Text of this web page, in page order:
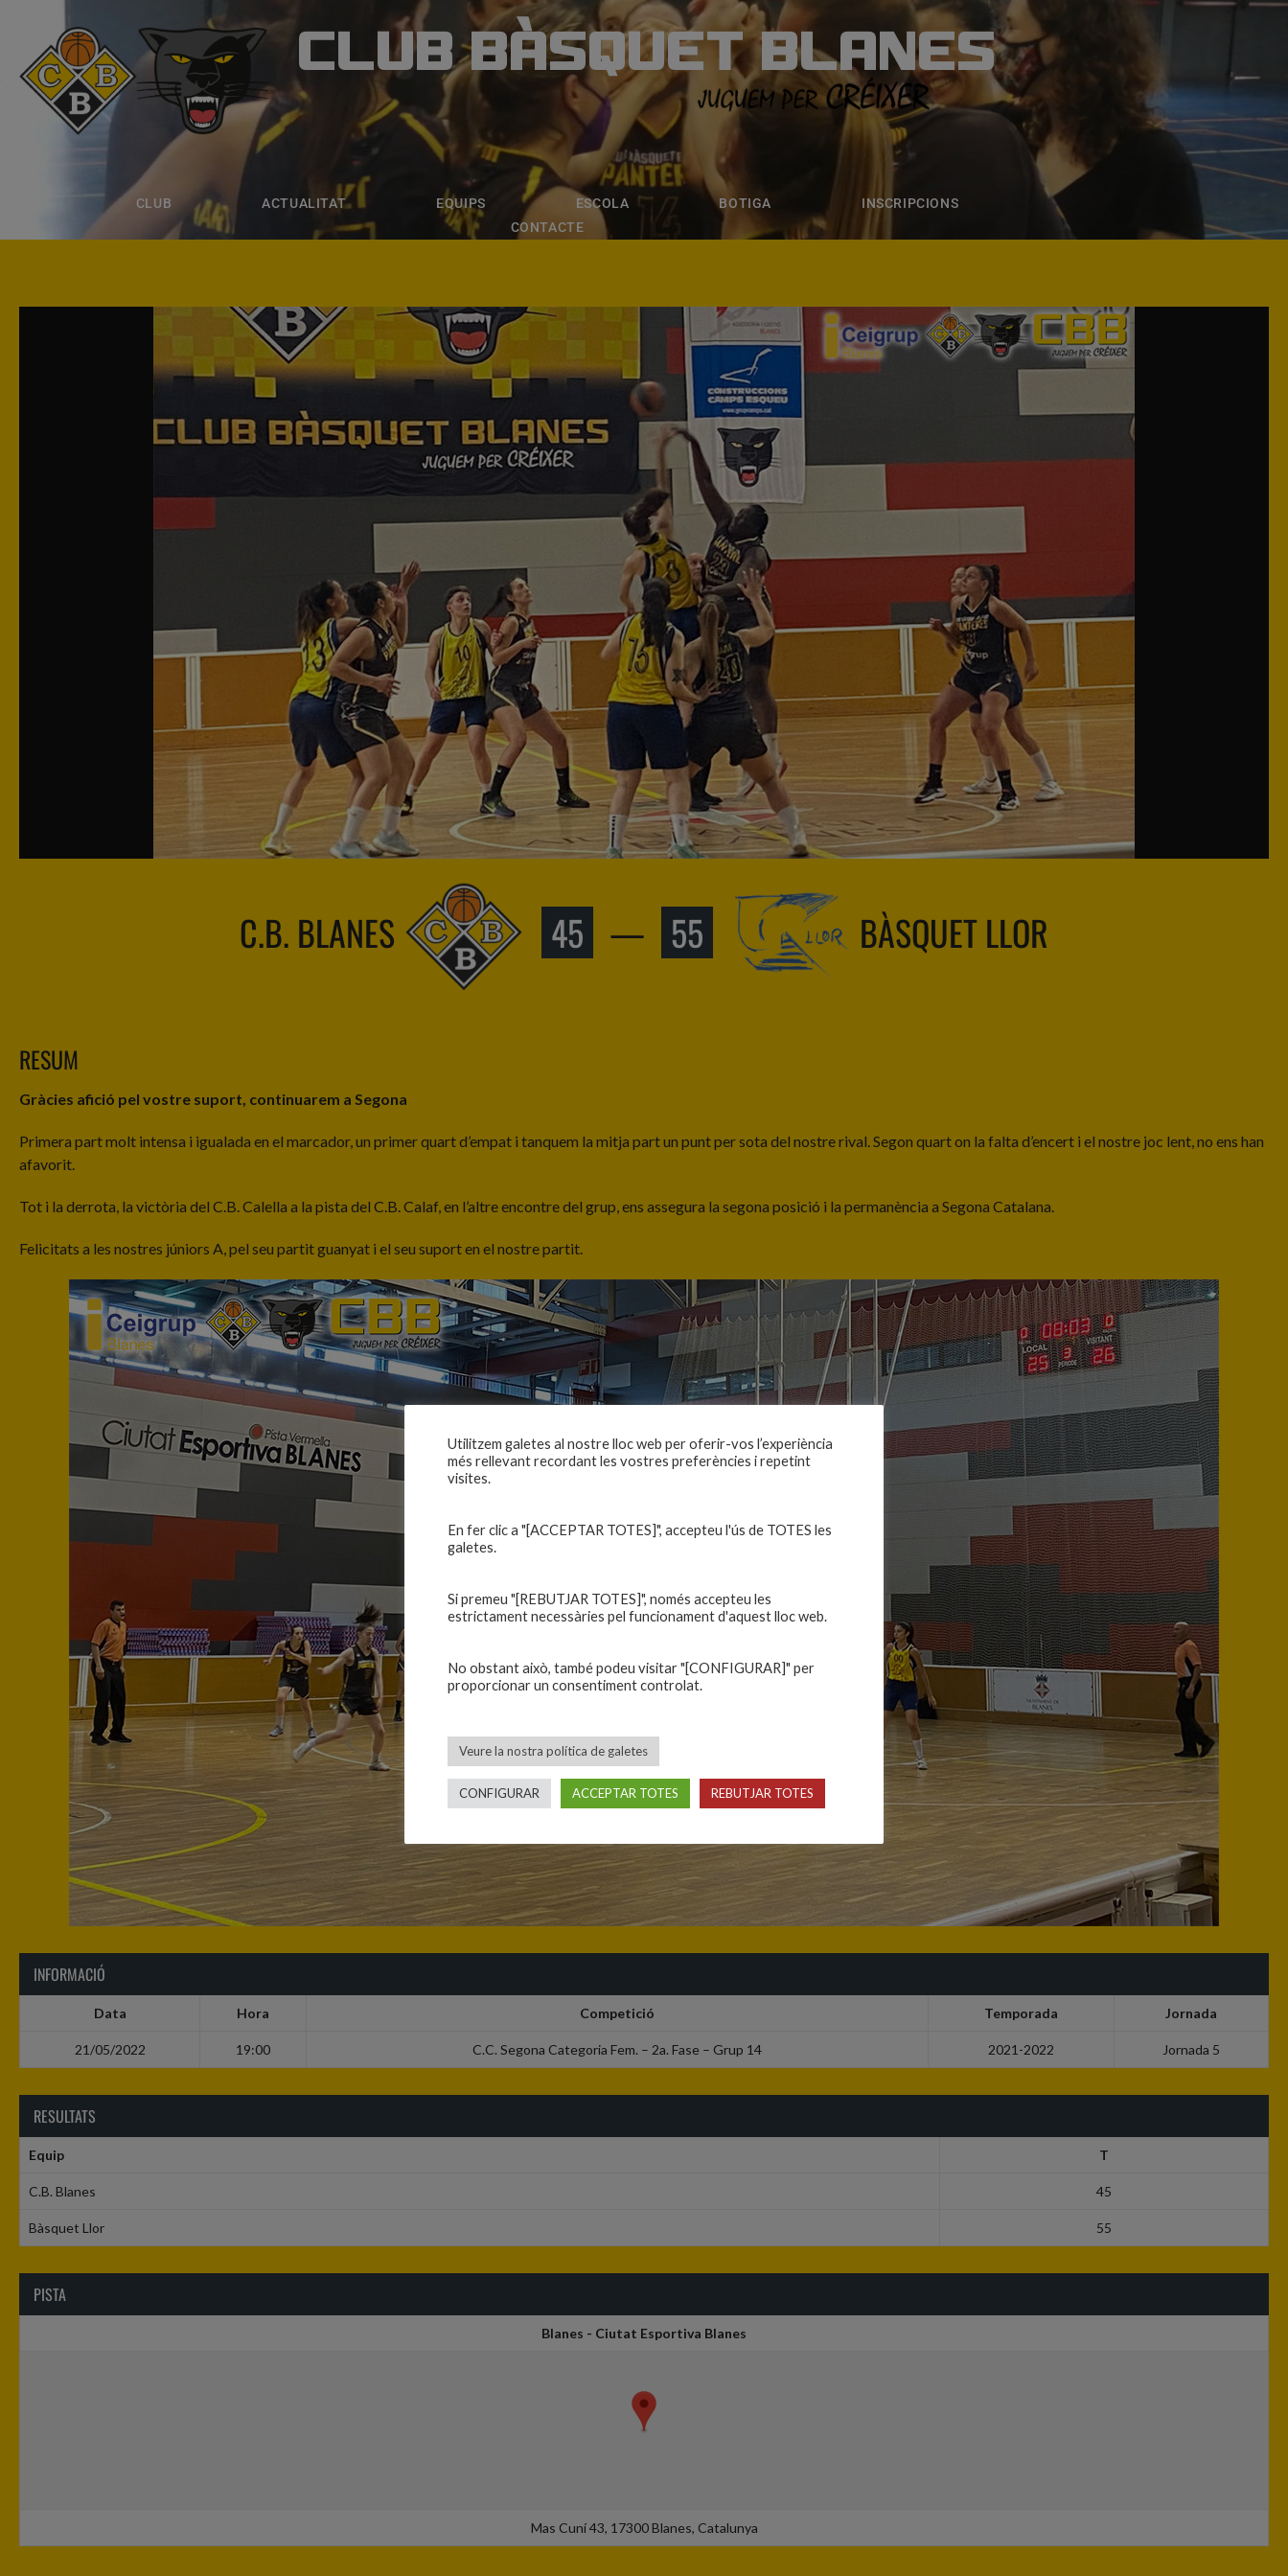
CLUB BÀSQUET BLANES
CLUB ACTUALITAT EQUIPS ESCOLA BOTIGA
INSCRIPCIONS
CONTACTE
CLUB BÀSQUET BLANES
ACTUALITAT ESCOLA BOTIGA INSCRIPCIONS
C.B. BLANES 45 — 55 BÀSQUET LLOR
RESUM
Gràcies afició pel vostre suport, continuarem a Segona
Primera part molt intensa i igualada en el marcador, un primer quart d’empat i tanquem la mitja part un punt per sota del nostre rival. Segon quart on la falta d’encert i el nostre joc lent, no ens han
afavorit.
Tot i la derrota, la victòria del C.B. Calella a la pista del C.B. Calaf, en l’altre encontre del grup, ens assegura la segona posició i la permanència a Segona Catalana.
Felicitats a les nostres júniors A, pel seu partit guanyat i el seu suport en el nostre partit.
INFORMACIÓ
Data Hora Competició Temporada Jornada
21/05/2022 19:00 C.C. Segona Categoria Fem. – 2a. Fase – Grup 14 2021-2022 Jornada 5
RESULTATS
Equip T
C.B. Blanes 45
Bàsquet Llor 55
PISTA
Blanes - Ciutat Esportiva Blanes
Mas Cuní 43, 17300 Blanes, Catalunya
Utilitzem galetes al nostre lloc web per oferir-vos l’experiència
més rellevant recordant les vostres preferències i repetint
visites.
En fer clic a "[ACCEPTAR TOTES]", accepteu l'ús de TOTES les
galetes.
Si premeu "[REBUTJAR TOTES]", només accepteu les
estrictament necessàries pel funcionament d'aquest lloc web.
No obstant això, també podeu visitar "[CONFIGURAR]" per
proporcionar un consentiment controlat.
Veure la nostra política de galetes
CONFIGURAR ACCEPTAR TOTES REBUTJAR TOTES